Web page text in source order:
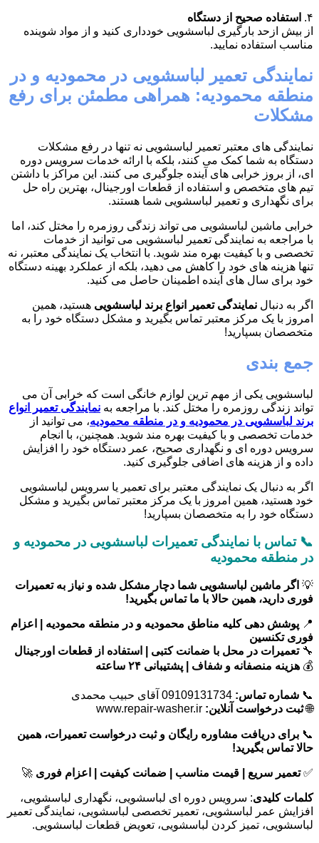
۴.
استفاده صحیح از دستگاه
از بیش ازحد بارگیری لباسشویی خودداری کنید و از مواد شوینده
مناسب استفاده نمایید.
نمایندگی تعمیر لباسشویی در محمودیه و در
منطقه محمودیه: همراهی مطمئن برای رفع
مشکلات
نمایندگی های معتبر تعمیر لباسشویی نه تنها در رفع مشکلات
دستگاه به شما کمک می کنند، بلکه با ارائه خدمات سرویس دوره
ای، از بروز خرابی های آینده جلوگیری می کنند. این مراکز با داشتن
تیم های متخصص و استفاده از قطعات اورجینال، بهترین راه حل
برای نگهداری و تعمیر لباسشویی شما هستند.
خرابی ماشین لباسشویی می تواند زندگی روزمره را مختل کند، اما
با مراجعه به نمایندگی تعمیر لباسشویی می توانید از خدمات
تخصصی و با کیفیت بهره مند شوید. با انتخاب یک نمایندگی معتبر، نه
تنها هزینه های خود را کاهش می دهید، بلکه از عملکرد بهینه دستگاه
خود برای سال های آینده اطمینان حاصل می کنید.
اگر به دنبال نمایندگی تعمیر انواع برند لباسشویی هستید، همین
امروز با یک مرکز معتبر تماس بگیرید و مشکل دستگاه خود را به
متخصصان بسپارید!
جمع بندی
لباسشویی یکی از مهم ترین لوازم خانگی است که خرابی آن می
تواند زندگی روزمره را مختل کند. با مراجعه به نمایندگی تعمیر انواع
برند لباسشویی در محمودیه و در منطقه محمودیه، می توانید از
خدمات تخصصی و با کیفیت بهره مند شوید. همچنین، با انجام
سرویس دوره ای و نگهداری صحیح، عمر دستگاه خود را افزایش
داده و از هزینه های اضافی جلوگیری کنید.
اگر به دنبال یک نمایندگی معتبر برای تعمیر یا سرویس لباسشویی
خود هستید، همین امروز با یک مرکز معتبر تماس بگیرید و مشکل
دستگاه خود را به متخصصان بسپارید!
📞 تماس با نمایندگی تعمیرات لباسشویی در محمودیه و
در منطقه محمودیه
💡 اگر ماشین لباسشویی شما دچار مشکل شده و نیاز به تعمیرات
فوری دارید، همین حالا با ما تماس بگیرید!
📍 پوشش دهی کلیه مناطق محمودیه و در منطقه محمودیه | اعزام
فوری تکنسین
🔧تعمیرات در محل با ضمانت کتبی | استفاده از قطعات اورجینال
💰 هزینه منصفانه و شفاف | پشتیبانی ۲۴ ساعته
📞 شماره تماس: 09109131734 آقای حبیب محمدی
🌐ثبت درخواست آنلاین: www.repair-washer.ir
📞 برای دریافت مشاوره رایگان و ثبت درخواست تعمیرات، همین
حالا تماس بگیرید!
✅تعمیر سریع | قیمت مناسب | ضمانت کیفیت | اعزام فوری 🚀
کلمات کلیدی: سرویس دوره ای لباسشویی، نگهداری لباسشویی،
افزایش عمر لباسشویی، تعمیر تخصصی لباسشویی، نمایندگی تعمیر
لباسشویی، تمیز کردن لباسشویی، تعویض قطعات لباسشویی.